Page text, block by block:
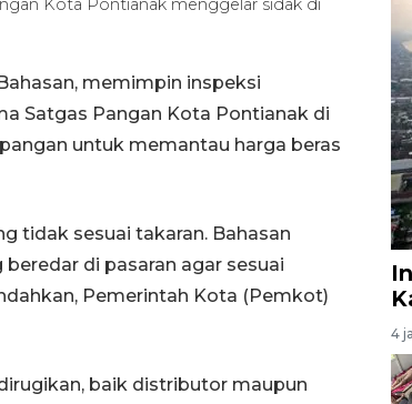
Kota Pontianak menggelar sidak di
memimpin inspeksi
Satgas Pangan Kota Pontianak di
untuk memantau harga beras
tidak sesuai takaran. Bahasan
di pasaran agar sesuai
Pemerintah Kota (Pemkot)
baik distributor maupun
4